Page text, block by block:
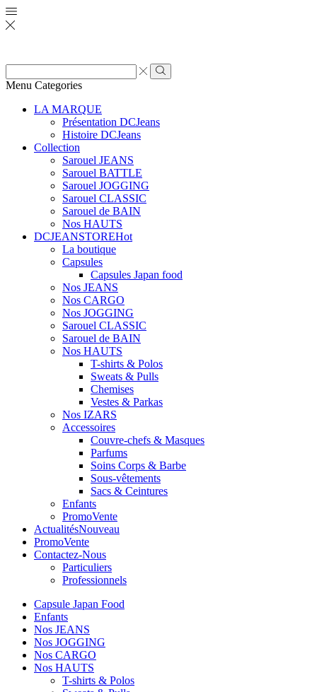
Zone
de
Rechercher
Menu Categories
LA MARQUE
Présentation DCJeans
Histoire DCJeans
Collection
Sarouel JEANS
Sarouel BATTLE
Sarouel JOGGING
Sarouel CLASSIC
Sarouel de BAIN
Nos HAUTS
DCJEANSTOREHot
La boutique
Capsules
Capsules Japan food
Nos JEANS
Nos CARGO
Nos JOGGING
Sarouel CLASSIC
Sarouel de BAIN
Nos HAUTS
T-shirts & Polos
Sweats & Pulls
Chemises
Vestes & Parkas
Nos IZARS
Accessoires
Couvre-chefs & Masques
Parfums
Soins Corps & Barbe
Sous-vêtements
Sacs & Ceintures
Enfants
PromoVente
ActualitésNouveau
PromoVente
Contactez-Nous
Particuliers
Professionnels
Capsule Japan Food
Enfants
Nos JEANS
Nos JOGGING
Nos CARGO
Nos HAUTS
T-shirts & Polos